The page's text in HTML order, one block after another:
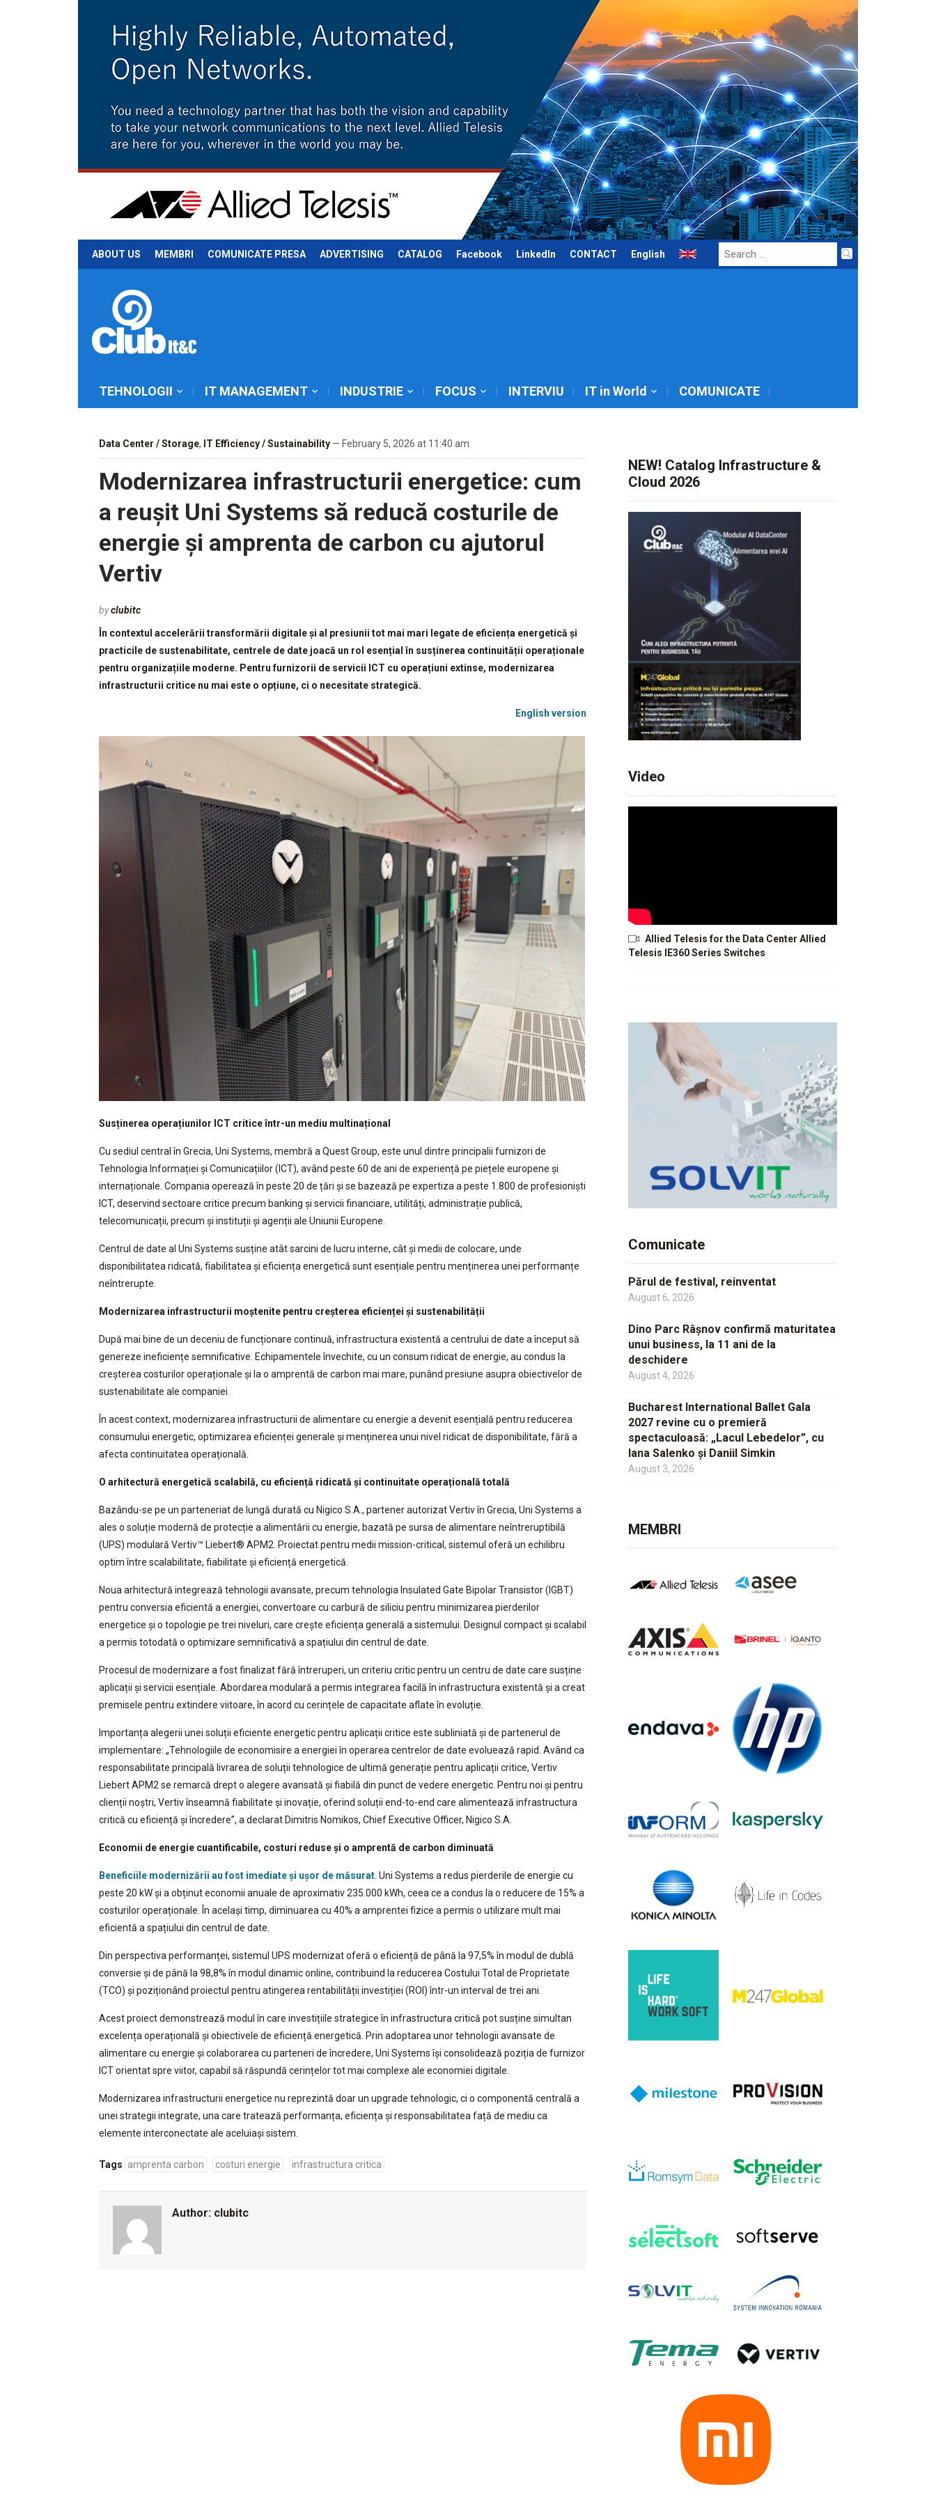
ABOUT US MEMBRI COMUNICATE PRESA ADVERTISING CATALOG Facebook LinkedIn CONTACT English
Search
for:
TEHNOLOGII IT MANAGEMENT INDUSTRIE FOCUS INTERVIU IT in World COMUNICATE
Data Center / Storage, IT Efficiency / Sustainability — February 5, 2026 at 11:40 am
Modernizarea infrastructurii energetice: cum
a reușit Uni Systems să reducă costurile de
energie și amprenta de carbon cu ajutorul
Vertiv
byclubitc
În contextul accelerării transformării digitale și al presiunii tot mai mari legate de eficiența energetică și
practicile de sustenabilitate, centrele de date joacă un rol esențial în susținerea continuității operaționale
pentru organizațiile moderne. Pentru furnizorii de servicii ICT cu operațiuni extinse, modernizarea
infrastructurii critice nu mai este o opțiune, ci o necesitate strategică.
English version
Susținerea operațiunilor ICT critice într-un mediu multinațional
Cu sediul central în Grecia, Uni Systems, membră a Quest Group, este unul dintre principalii furnizori de
Tehnologia Informației și Comunicațiilor (ICT), având peste 60 de ani de experiență pe piețele europene și
internaționale. Compania operează în peste 20 de țări și se bazează pe expertiza a peste 1.800 de profesioniști
ICT, deservind sectoare critice precum banking și servicii financiare, utilități, administrație publică,
telecomunicații, precum și instituții și agenții ale Uniunii Europene.
Centrul de date al Uni Systems susține atât sarcini de lucru interne, cât și medii de colocare, unde
disponibilitatea ridicată, fiabilitatea și eficiența energetică sunt esențiale pentru menținerea unei performanțe
neîntrerupte.
Modernizarea infrastructurii moștenite pentru creșterea eficienței și sustenabilității
După mai bine de un deceniu de funcționare continuă, infrastructura existentă a centrului de date a început să
genereze ineficiențe semnificative. Echipamentele învechite, cu un consum ridicat de energie, au condus la
creșterea costurilor operaționale și la o amprentă de carbon mai mare, punând presiune asupra obiectivelor de
sustenabilitate ale companiei.
În acest context, modernizarea infrastructurii de alimentare cu energie a devenit esențială pentru reducerea
consumului energetic, optimizarea eficienței generale și menținerea unui nivel ridicat de disponibilitate, fără a
afecta continuitatea operațională.
O arhitectură energetică scalabilă, cu eficiență ridicată și continuitate operațională totală
Bazându-se pe un parteneriat de lungă durată cu Nigico S.A., partener autorizat Vertiv în Grecia, Uni Systems a
ales o soluție modernă de protecție a alimentării cu energie, bazată pe sursa de alimentare neîntreruptibilă
(UPS) modulară Vertiv™ Liebert® APM2. Proiectat pentru medii mission-critical, sistemul oferă un echilibru
optim între scalabilitate, fiabilitate și eficiență energetică.
Noua arhitectură integrează tehnologii avansate, precum tehnologia Insulated Gate Bipolar Transistor (IGBT)
pentru conversia eficientă a energiei, convertoare cu carbură de siliciu pentru minimizarea pierderilor
energetice și o topologie pe trei niveluri, care crește eficiența generală a sistemului. Designul compact și scalabil
a permis totodată o optimizare semnificativă a spațiului din centrul de date.
Procesul de modernizare a fost finalizat fără întreruperi, un criteriu critic pentru un centru de date care susține
aplicații și servicii esențiale. Abordarea modulară a permis integrarea facilă în infrastructura existentă și a creat
premisele pentru extindere viitoare, în acord cu cerințele de capacitate aflate în evoluție.
Importanța alegerii unei soluții eficiente energetic pentru aplicații critice este subliniată și de partenerul de
implementare: „Tehnologiile de economisire a energiei în operarea centrelor de date evoluează rapid. Având ca
responsabilitate principală livrarea de soluții tehnologice de ultimă generație pentru aplicații critice, Vertiv
Liebert APM2 se remarcă drept o alegere avansată și fiabilă din punct de vedere energetic. Pentru noi și pentru
clienții noștri, Vertiv înseamnă fiabilitate și inovație, oferind soluții end-to-end care alimentează infrastructura
critică cu eficiență și încredere”, a declarat Dimitris Nomikos, Chief Executive Officer, Nigico S.A.
Economii de energie cuantificabile, costuri reduse și o amprentă de carbon diminuată
Beneficiile modernizării au fost imediate și ușor de măsurat . Uni Systems a redus pierderile de energie cu
peste 20 kW și a obținut economii anuale de aproximativ 235.000 kWh, ceea ce a condus la o reducere de 15% a
costurilor operaționale. În același timp, diminuarea cu 40% a amprentei fizice a permis o utilizare mult mai
eficientă a spațiului din centrul de date.
Din perspectiva performanței, sistemul UPS modernizat oferă o eficiență de până la 97,5% în modul de dublă
conversie și de până la 98,8% în modul dinamic online, contribuind la reducerea Costului Total de Proprietate
(TCO) și poziționând proiectul pentru atingerea rentabilității investiției (ROI) într-un interval de trei ani.
Acest proiect demonstrează modul în care investițiile strategice în infrastructura critică pot susține simultan
excelența operațională și obiectivele de eficiență energetică. Prin adoptarea unor tehnologii avansate de
alimentare cu energie și colaborarea cu parteneri de încredere, Uni Systems își consolidează poziția de furnizor
ICT orientat spre viitor, capabil să răspundă cerințelor tot mai complexe ale economiei digitale.
Modernizarea infrastructurii energetice nu reprezintă doar un upgrade tehnologic, ci o componentă centrală a
unei strategii integrate, una care tratează performanța, eficiența și responsabilitatea față de mediu ca
elemente interconectate ale aceluiași sistem.
Tags amprenta carbon costuri energie infrastructura critica
Author: clubitc
NEW! Catalog Infrastructure &
Cloud 2026
Video
Allied Telesis for the Data Center Allied
Telesis IE360 Series Switches
Comunicate
Părul de festival, reinventat
August 6, 2026
Dino Parc Râșnov confirmă maturitatea
unui business, la 11 ani de la
deschidere
August 4, 2026
Bucharest International Ballet Gala
2027 revine cu o premieră
spectaculoasă: „Lacul Lebedelor”, cu
Iana Salenko și Daniil Simkin
August 3, 2026
MEMBRI